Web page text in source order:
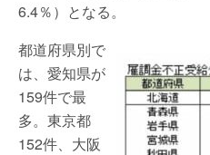
6.4％）となる。
都道府県別で
は、愛知県が
159件で最
多。東京都
152件、大阪